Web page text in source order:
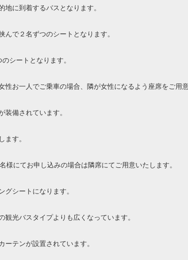
地に到着するバスとなります。
んで２名ずつのシートとなります。
シートとなります。
性お一人でご乗車の場合、隣が女性になるよう座席をご用
装備されています。
ます。
様にてお申し込みの場合は隣席にてご用意いたします。
グシートになります。
観光バスタイプよりも広くなっています。
ーテンが設置されています。